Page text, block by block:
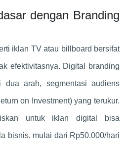
dengan Branding
iklan TV atau billboard bersifat
efektivitasnya. Digital branding
dua arah, segmentasi audiens
on Investment) yang terukur.
untuk iklan digital bisa
bisnis, mulai dari Rp50.000/hari